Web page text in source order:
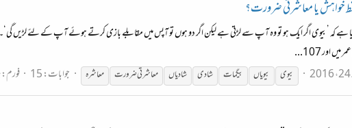
خواہش یا معاشرتی ضرورت؟
ہے کہ ’بیوی اگر ایک ہو تو وہ آپ سے لڑتی ہے لیکن اگر دو ہوں تو آپس میں مقابلے بازی کرتے ہوئے آپ کے لئے لڑیں
بیوی بیویاں بیگمات شادی شادیاں معاشرتی ضرورت معاشرہ جوابات: 15 فورم: